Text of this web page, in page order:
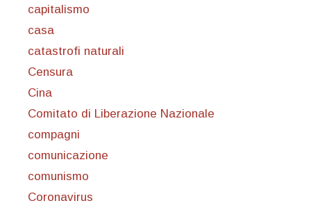
capitalismo
casa
catastrofi naturali
Censura
Cina
Comitato di Liberazione Nazionale
compagni
comunicazione
comunismo
Coronavirus